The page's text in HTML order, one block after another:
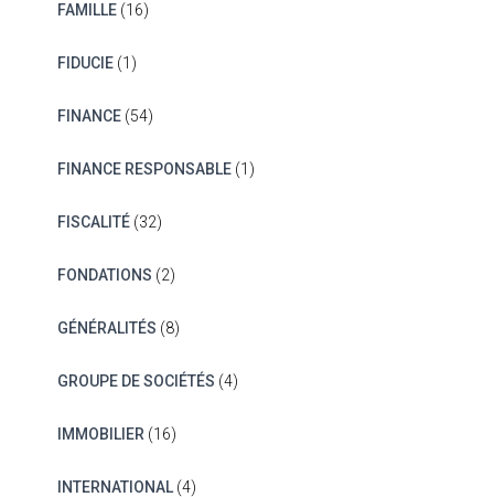
FAMILLE(16)
FIDUCIE(1)
FINANCE(54)
FINANCE RESPONSABLE(1)
FISCALITÉ(32)
FONDATIONS (2)
GÉNÉRALITÉS (8)
GROUPE DE SOCIÉTÉS (4)
IMMOBILIER (16)
INTERNATIONAL(4)